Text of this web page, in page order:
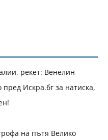
рекет: Венелин
Искра.бг за натиска,
на пътя Велико